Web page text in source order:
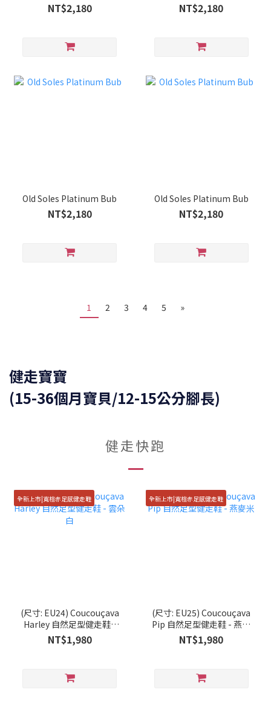
NT$2,180 NT$2,180
Old Soles Platinum Bub
NT$2,180
Old Soles Platinum Bub
NT$2,180
1 2 3 4 5 »
健走寶寶
(15-36個月寶貝/12-15公分腳長)
健走快跑
全新上市|寬楦赤足感健走鞋
(尺寸: EU24) Coucouçava
Harley 自然足型健走鞋 -
雲朵白
NT$1,980
全新上市|寬楦赤足感健走鞋
(尺寸: EU25) Coucouçava
Pip 自然足型健走鞋 - 燕麥
米
NT$1,980